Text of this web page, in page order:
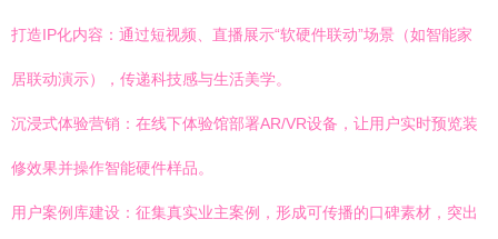
打造IP化内容：通过短视频、直播展示“软硬件联动”场景（如智能家
居联动演示），传递科技感与生活美学。
沉浸式体验营销：在线下体验馆部署AR/VR设备，让用户实时预览装
修效果并操作智能硬件样品。
用户案例库建设：征集真实业主案例，形成可传播的口碑素材，突出